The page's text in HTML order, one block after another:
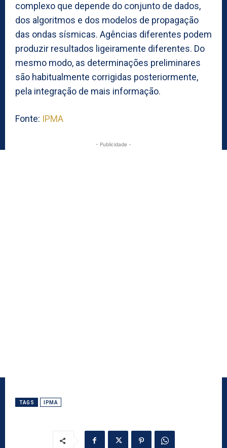
complexo que depende do conjunto de dados,
dos algoritmos e dos modelos de propagação
das ondas sísmicas. Agências diferentes podem
produzir resultados ligeiramente diferentes. Do
mesmo modo, as determinações preliminares
são habitualmente corrigidas posteriormente,
pela integração de mais informação.
Fonte: IPMA
- Publicidade -
TAGS IPMA